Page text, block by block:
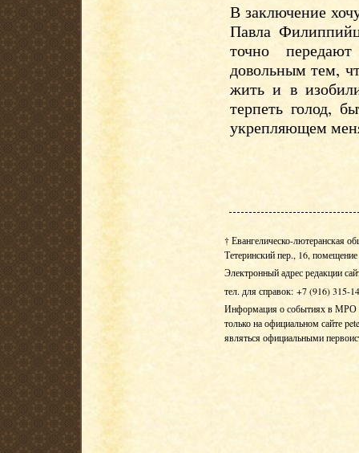
В заключение
Павла
точно
довольным тем,
жить и в
терпеть голод,
укрепляющем
† Евангелическо-лютеранская
Тетеринский пер., 16,
Электронный адрес редакции
тел. для справок: +7 (916) 315-
Информация о событиях в МРО
только на официальном сайте
являться официальными